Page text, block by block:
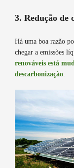
3. Redução de
Há uma boa razão
chegar a emissões
renováveis está
descarbonização.